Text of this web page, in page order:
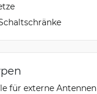
für externe Antennen